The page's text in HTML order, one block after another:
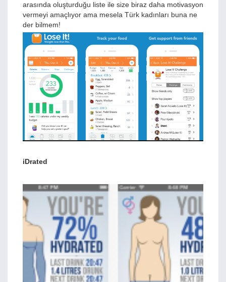
arasında oluşturduğu liste ile size biraz daha motivasyon
vermeyi amaçlıyor ama mesela Türk kadınları buna ne
der bilmem!
iDrated